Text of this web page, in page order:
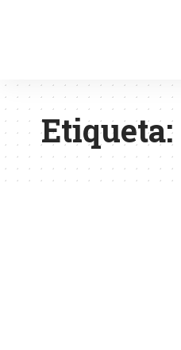
Etiqueta: